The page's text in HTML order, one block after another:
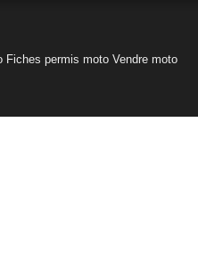
Fiches permis moto Vendre moto